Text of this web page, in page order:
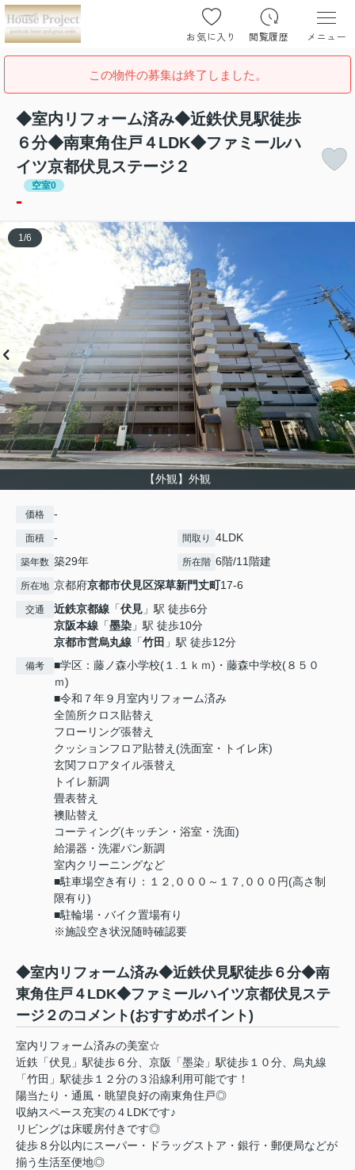
お気に入り 閲覧履歴 メニュー
この物件の募集は終了しました。
◆室内リフォーム済み◆近鉄伏見駅徒歩
６分◆南東角住戸４LDK◆ファミールハ
イツ京都伏見ステージ２
空室0
-
【外観】外観
1 /6
価格 -
面積 - 間取り 4LDK
築年数 築29年 所在階 6階/11階建
所在地 京都府京都市伏見区深草新門丈町17-6
交通 近鉄京都線 「伏見 」駅 徒歩6分
京阪本線 「墨染 」駅 徒歩10分
京都市営烏丸線 「竹田 」駅 徒歩12分
備考
■学区：藤ノ森小学校(１.１ｋｍ)・藤森中学校(８５０
ｍ)
■令和７年９月室内リフォーム済み
全箇所クロス貼替え
フローリング張替え
クッションフロア貼替え(洗面室・トイレ床)
玄関フロアタイル張替え
トイレ新調
畳表替え
襖貼替え
コーティング(キッチン・浴室・洗面)
給湯器・洗濯パン新調
室内クリーニングなど
■駐車場空き有り：１２,０００～１７,０００円(高さ制
限有り)
■駐輪場・バイク置場有り
※施設空き状況随時確認要
◆室内リフォーム済み◆近鉄伏見駅徒歩６分◆南
東角住戸４LDK◆ファミールハイツ京都伏見ステ
ージ２のコメント(おすすめポイント)
室内リフォーム済みの美室☆
近鉄「伏見」駅徒歩６分、京阪「墨染」駅徒歩１０分、烏丸線
「竹田」駅徒歩１２分の３沿線利用可能です！
陽当たり・通風・眺望良好の南東角住戸◎
収納スペース充実の４LDKです♪
リビングは床暖房付きです◎
徒歩８分以内にスーパー・ドラッグストア・銀行・郵便局などが
揃う生活至便地◎